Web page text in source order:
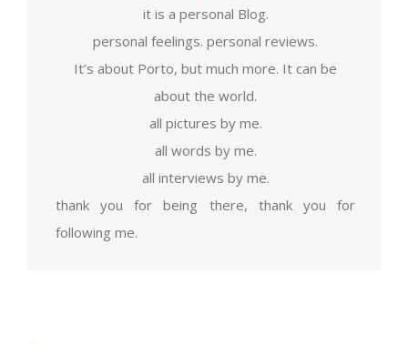
it is a personal Blog.
personal feelings. personal reviews.
It’s about Porto, but much more. It can be
about the world.
all pictures by me.
all words by me.
all interviews by me.
thank you for being there, thank you for
following me.